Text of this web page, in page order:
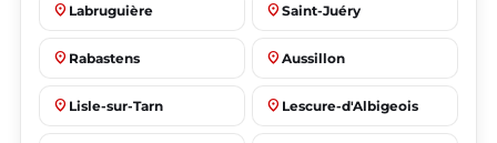
place Labruguière place Saint-Juéry
place Rabastens place Aussillon
place Lisle-sur-Tarn place Lescure-d'Albigeois